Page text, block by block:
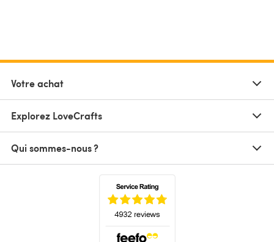
Votre achat
Explorez LoveCrafts
Qui sommes-nous ?